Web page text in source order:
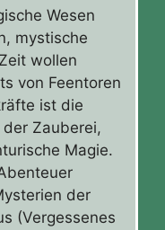
Wesen
mystische
wollen
von Feentoren
ist die
Zauberei,
Magie.
der
(Vergessenes